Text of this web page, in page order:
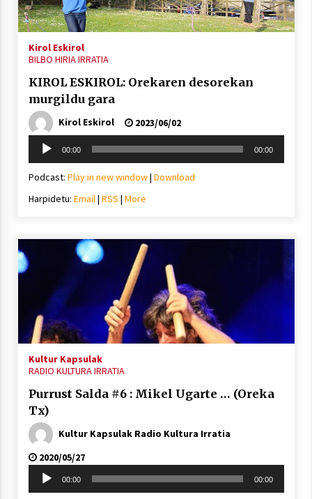
2021/11/25
Mahai-ingurua: irratia, podcastak
eta ondoren zer?
2021/11/12
Arrosaren IX. Topaketak – Mila
esker guztioi!
2021/11/11
Arrosa sareko IX. topaketak!
2021/10/13
IX. topaketak
2021/07/22
Kirol Eskirol
BILBO HIRIA IRRATIA
KIROL ESKIROL: Orekaren desorekan
murgildu gara
Kirol Eskirol
2023/06/02
Soinu
erreproduzigailua
00:00 00:00
Podcast: Play in new window| Download
Harpidetu: Email| RSS | More
Kultur Kapsulak
RADIO KULTURA IRRATIA
Purrust Salda #6 : Mikel Ugarte … (Oreka
Tx)
Kultur Kapsulak Radio Kultura Irratia
2020/05/27
Soinu
erreproduzigailua
00:00 00:00